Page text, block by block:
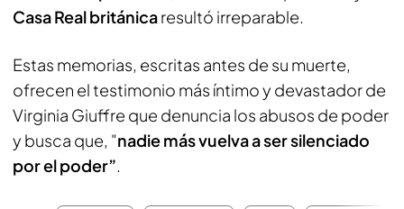
Casa Real británicaresultó irreparable.
Estas memorias, escritas antes de su muerte,
ofrecen el testimonio más íntimo y devastador de
Virginia Giuffre que denuncia los abusos de poder
y busca que, "nadie más vuelva a ser silenciado
por el poder”.